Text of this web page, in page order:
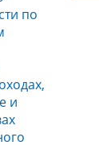
по
и